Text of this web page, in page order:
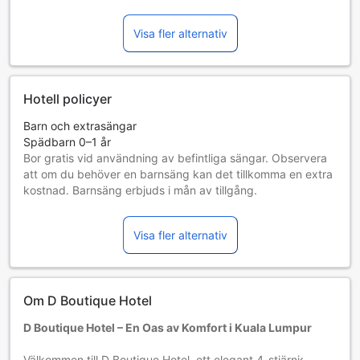
Visa fler alternativ
Hotell policyer
Barn och extrasängar
Spädbarn 0–1 år
Bor gratis vid användning av befintliga sängar. Observera
att om du behöver en barnsäng kan det tillkomma en extra
kostnad. Barnsäng erbjuds i mån av tillgång.
Bor gratis om befintliga sängar används.
Gäster 13 år och äldre betraktas som vuxna
Tillgång av extrasängar beror på vilket rum du väljer. Var
god kontrollera rummets beläggning för mer information.
och tillägg gäller.
Visa fler alternativ
Om D Boutique Hotel
D Boutique Hotel – En Oas av Komfort i Kuala Lumpur